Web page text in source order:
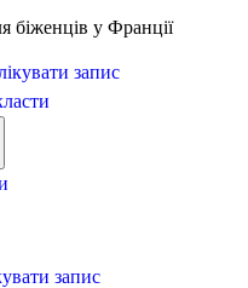
біженців у Франції
запис
запис